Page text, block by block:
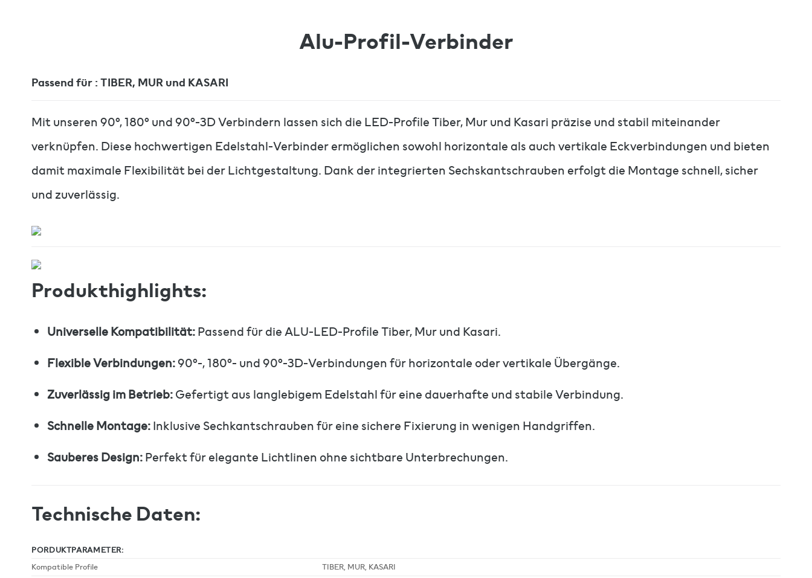
Alu-Profil-Verbinder
Passend für : TIBER, MUR und KASARI
Mit unseren 90°, 180° und 90°-3D Verbindern lassen sich die LED-Profile Tiber, Mur und Kasari präzise und stabil miteinander
verknüpfen. Diese hochwertigen Edelstahl-Verbinder ermöglichen sowohl horizontale als auch vertikale Eckverbindungen und bieten
damit maximale Flexibilität bei der Lichtgestaltung. Dank der integrierten Sechskantschrauben erfolgt die Montage schnell, sicher
und zuverlässig.
Produkthighlights:
Universelle Kompatibilität:Passend für die ALU-LED-Profile Tiber, Mur und Kasari.
Flexible Verbindungen:90°-, 180°- und 90°-3D-Verbindungen für horizontale oder vertikale Übergänge.
Zuverlässig im Betrieb:Gefertigt aus langlebigem Edelstahl für eine dauerhafte und stabile Verbindung.
Schnelle Montage:Inklusive Sechkantschrauben für eine sichere Fixierung in wenigen Handgriffen.
Sauberes Design:Perfekt für elegante Lichtlinen ohne sichtbare Unterbrechungen.
Technische Daten:
PORDUKTPARAMETER:
Kompatible Profile
TIBER, MUR, KASARI